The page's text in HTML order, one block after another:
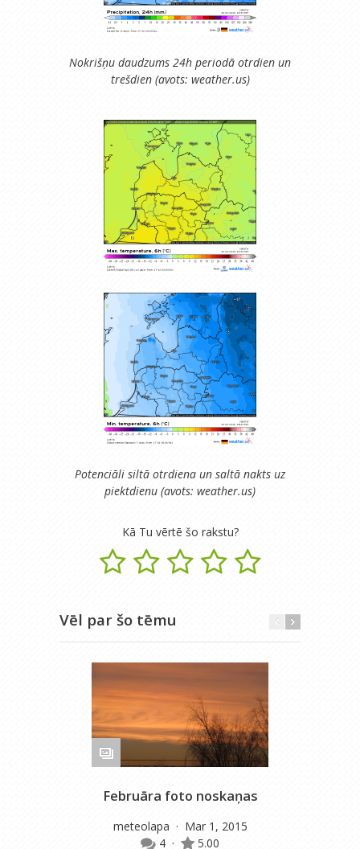
Nokrišņu daudzums 24h periodā otrdien un
trešdien (avots: weather.us)
Potenciāli siltā otrdiena un saltā nakts uz
piektdienu (avots: weather.us)
Kā Tu vērtē šo rakstu?
Vēl par šo tēmu
Februāra foto noskaņas
meteolapa · Mar 1, 2015
4 · 5.00